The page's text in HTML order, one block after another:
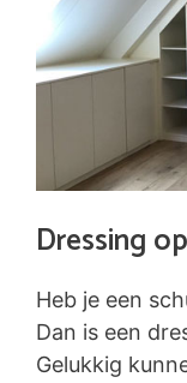
Dressing
Heb je een
Dan is een
Gelukkig